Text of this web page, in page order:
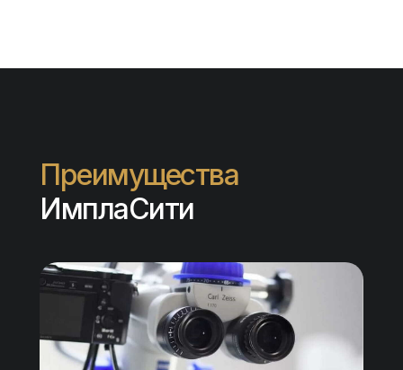
Преимущества
ИмплаСити